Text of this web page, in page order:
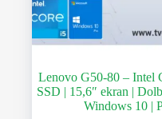
Lenovo G50-80 – Intel
SSD | 15,6″ ekran |
Windows 10 |